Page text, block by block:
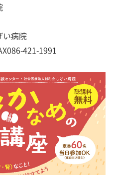
病院
421-1991